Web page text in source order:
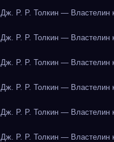
Дж. Р. Р. Толкин — Властелин
Дж. Р. Р. Толкин — Властелин
Дж. Р. Р. Толкин — Властелин
Дж. Р. Р. Толкин — Властелин
Дж. Р. Р. Толкин — Властелин
Дж. Р. Р. Толкин — Властелин